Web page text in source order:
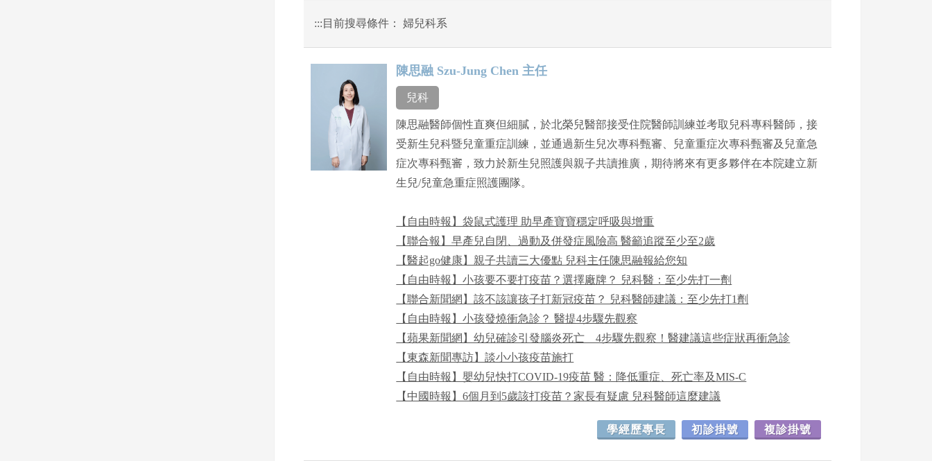
::: 目前搜尋條件： 婦兒科系
陳思融 Szu-Jung Chen 主任
兒科
陳思融醫師個性直爽但細膩，於北榮兒醫部接受住院醫師訓練並考取兒科專科醫師，接
受新生兒科暨兒童重症訓練，並通過新生兒次專科甄審、兒童重症次專科甄審及兒童急
症次專科甄審，致力於新生兒照護與親子共讀推廣，期待將來有更多夥伴在本院建立新
生兒/兒童急重症照護團隊。
【自由時報】袋鼠式護理 助早產寶寶穩定呼吸與增重
【聯合報】早產兒自閉、過動及併發症風險高 醫籲追蹤至少至2歲
【醫起go健康】親子共讀三大優點 兒科主任陳思融報給您知
【自由時報】小孩要不要打疫苗？選擇廠牌？ 兒科醫：至少先打一劑
【聯合新聞網】該不該讓孩子打新冠疫苗？ 兒科醫師建議：至少先打1劑
【自由時報】小孩發燒衝急診？ 醫提4步驟先觀察
【蘋果新聞網】幼兒確診引發腦炎死亡 4步驟先觀察！醫建議這些症狀再衝急診
【東森新聞專訪】談小小孩疫苗施打
【自由時報】嬰幼兒快打COVID-19疫苗 醫：降低重症、死亡率及MIS-C
【中國時報】6個月到5歲該打疫苗？家長有疑慮 兒科醫師這麼建議
學經歷專長 初診掛號 複診掛號